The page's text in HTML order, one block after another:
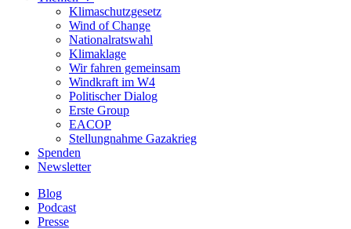
Klimaschutzgesetz
Wind of Change
Nationalratswahl
Klimaklage
Wir fahren gemeinsam
Windkraft im W4
Politischer Dialog
Erste Group
EACOP
Stellungnahme Gazakrieg
Spenden
Newsletter
Blog
Podcast
Presse